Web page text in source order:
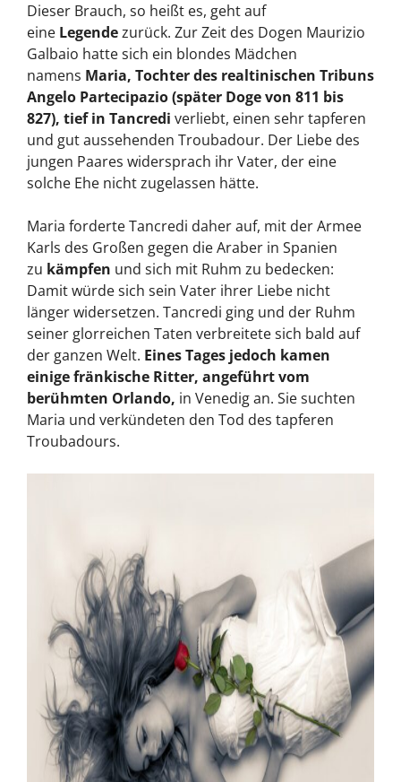
Dieser Brauch, so heißt es, geht auf
eine Legendezurück. Zur Zeit des Dogen Maurizio
Galbaio hatte sich ein blondes Mädchen
namens Maria, Tochter des realtinischen Tribuns
Angelo Partecipazio (später Doge von 811 bis
827), tief in Tancredi verliebt, einen sehr tapferen
und gut aussehenden Troubadour. Der Liebe des
jungen Paares widersprach ihr Vater, der eine
solche Ehe nicht zugelassen hätte.
Maria forderte Tancredi daher auf, mit der Armee
Karls des Großen gegen die Araber in Spanien
zu kämpfen und sich mit Ruhm zu bedecken:
Damit würde sich sein Vater ihrer Liebe nicht
länger widersetzen. Tancredi ging und der Ruhm
seiner glorreichen Taten verbreitete sich bald auf
der ganzen Welt. Eines Tages jedoch kamen
einige fränkische Ritter, angeführt vom
berühmten Orlando, in Venedig an. Sie suchten
Maria und verkündeten den Tod des tapferen
Troubadours.